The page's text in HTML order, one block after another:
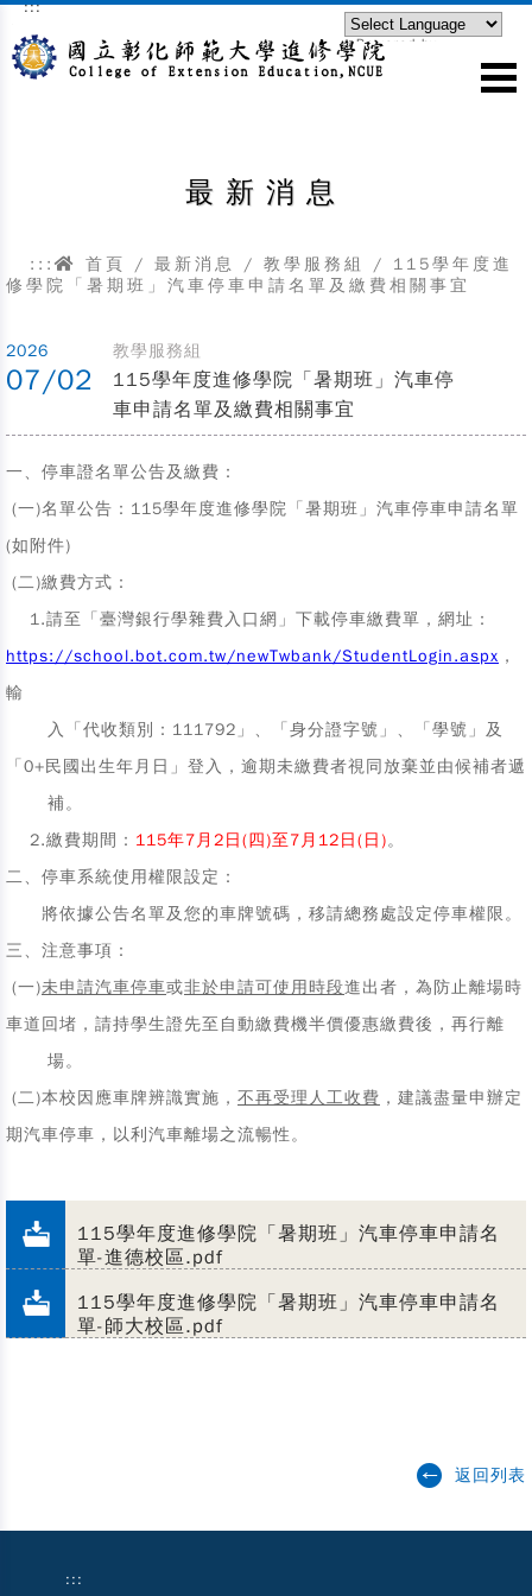
跳到主要內容區塊
:::
Powered by
最新消息
::: 首頁 / 最新消息 / 教學服務組 / 115學年度進
修學院「暑期班」汽車停車申請名單及繳費相關事宜
2026
07/02
教學服務組
115學年度進修學院「暑期班」汽車停
車申請名單及繳費相關事宜
一、停車證名單公告及繳費：
(一)名單公告： 115學年度進修學院「暑期班」汽車停車申請名單
(如附件)
(二)繳費方式：
1.請至「臺灣銀行學雜費入口網」下載停車繳費單 ，網址：
https://school.bot.com.tw/newTwbank/StudentLogin.aspx ，
輸
入「代收類別：111792」、「身分證字號」、「學號」及
「0+民國出生年月日」登入，逾期未繳費者視同放棄並由候補者遞
補。
2.繳費期間： 115年7月2日(四)至7月12日(日)。
二、停車系統使用權限設定 ：
將依據公告名單及您的車牌號碼，移請總務處設定停車權限。
三、注意事項 ：
(一)未申請汽車停車或非於申請可使用時段進出者，為防止離場時
車道回堵，請持學生證先至自動繳費機半價優惠繳費後，再行離
場。
(二)本校因應車牌辨識實施， 不再受理人工收費 ，建議盡量申辦定
期汽車停車，以利汽車離場之流暢性。
115學年度進修學院「暑期班」汽車停車申請名
單-進德校區.pdf
115學年度進修學院「暑期班」汽車停車申請名
單-師大校區.pdf
返回列表
:::